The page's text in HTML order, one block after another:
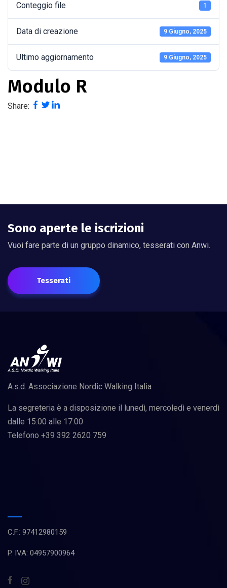
Conteggio file 1
Data di creazione 9 Giugno, 2025
Ultimo aggiornamento 9 Giugno, 2025
Modulo R
Share:
Sono aperte le iscrizioni
Vuoi fare parte di un gruppo dinamico, tesserati con Anwi.
Tesserati
A.s.d. Associazione Nordic Walking Italia
La segreteria è a disposizione il lunedì, mercoledì e venerdì
dalle 15:00 alle 17:00
Telefono +39 392 2620 759
C.F.: 97412980159
P. IVA: 04957900964